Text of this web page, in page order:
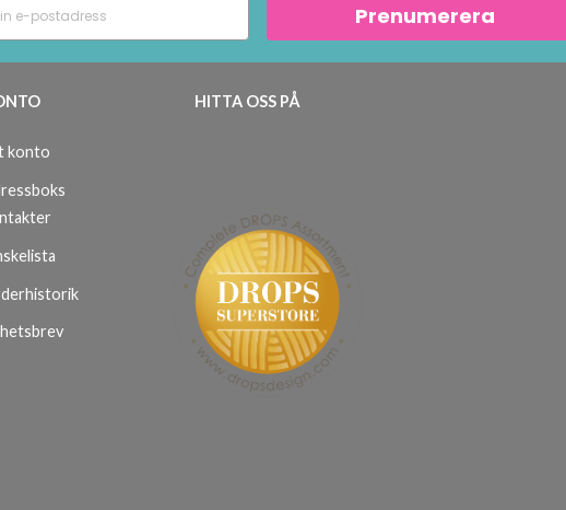
Prenumerera
konto
HITTA OSS PÅ